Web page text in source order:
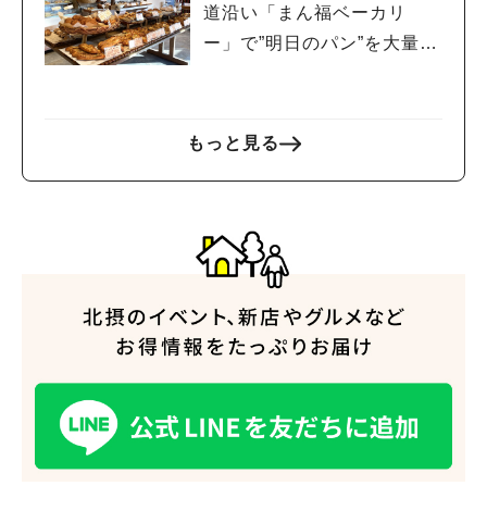
道沿い「まん福ベーカリ
ー」で”明日のパン”を大量ゲ
もっと見る